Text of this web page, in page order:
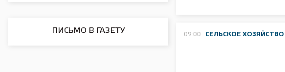
ПИСЬМО В ГАЗЕТУ
09:00 СЕЛЬСКОЕ ХОЗЯЙСТВО